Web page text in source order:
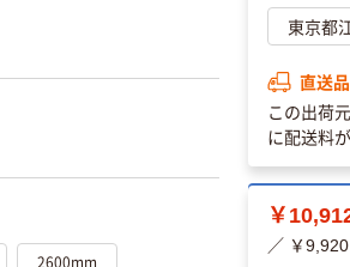
2600mm
直送品
この出荷
に配送料
￥
／ ￥9,920